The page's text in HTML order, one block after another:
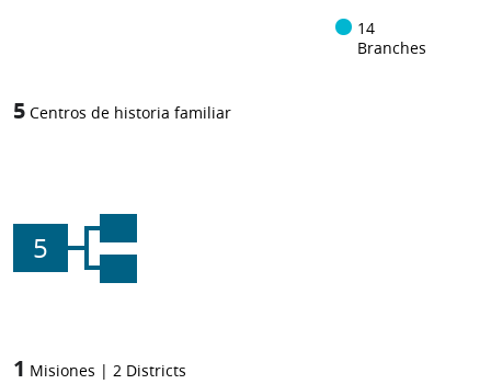
14
Branches
5 Centros de historia familiar
5
1 Misiones | 2 Districts